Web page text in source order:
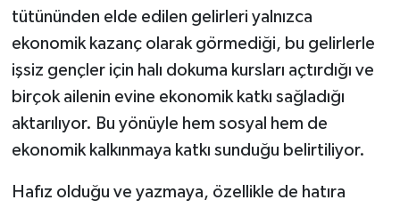
tütününden elde edilen gelirleri yalnızca
ekonomik kazanç olarak görmediği, bu gelirlerle
işsiz gençler için halı dokuma kursları açtırdığı ve
birçok ailenin evine ekonomik katkı sağladığı
aktarılıyor. Bu yönüyle hem sosyal hem de
ekonomik kalkınmaya katkı sunduğu belirtiliyor.
Hafız olduğu ve yazmaya, özellikle de hatıra